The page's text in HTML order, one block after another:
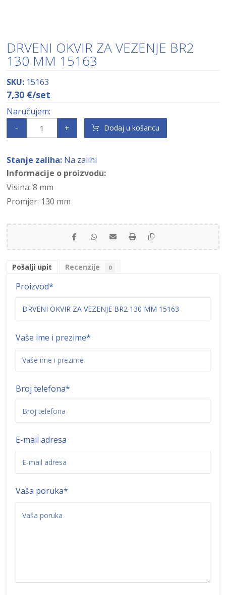
DRVENI OKVIR ZA VEZENJE BR2
130 MM 15163
SKU: 15163
7,30 €/set
- + Dodaj u košaricu
Stanje zaliha: Na zalihi
Informacije o proizvodu:
Visina: 8 mm
Promjer: 130 mm
Pošalji upit Recenzije 0
Proizvod*
Vaše ime i prezime*
Broj telefona*
E-mail adresa
Vaša poruka*